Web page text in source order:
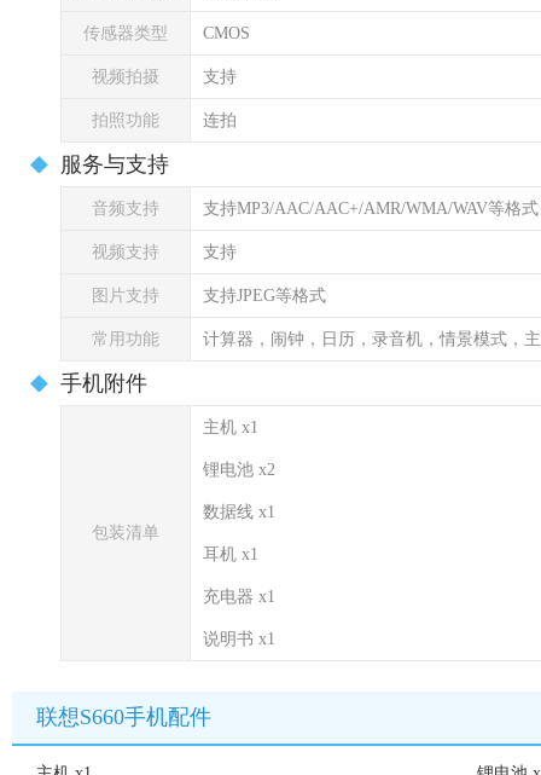
传感器类型 CMOS
视频拍摄 支持
拍照功能 连拍
服务与支持
音频支持 支持MP3/AAC/AAC+/AMR/WMA/WAV等格式
视频支持 支持
图片支持 支持JPEG等格式
常用功能 计算器，闹钟，日历，录音机，情景模式，
手机附件
包装清单
主机 x1
锂电池 x2
数据线 x1
耳机 x1
充电器 x1
说明书 x1
联想S660手机配件